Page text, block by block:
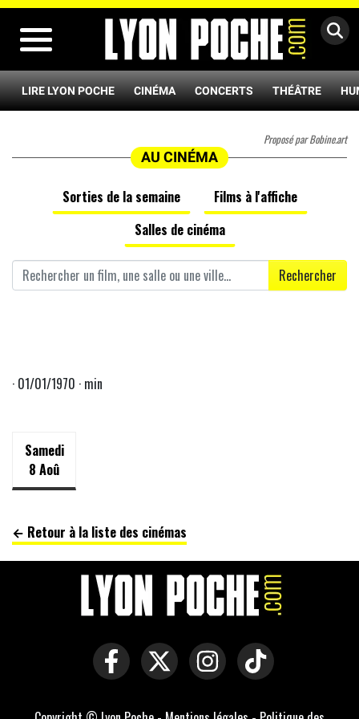
LIRE LYON POCHE CINÉMA CONCERTS THÉÂTRE
Proposé par Bobine.art
AU CINÉMA
Sorties de la semaine
Films à l'affiche
Salles de cinéma
Rechercher
· 01/01/1970 · min
Samedi
8 Aoû
← Retour à la liste des cinémas